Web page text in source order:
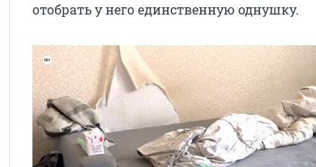
отобрать у него единственную однушку.